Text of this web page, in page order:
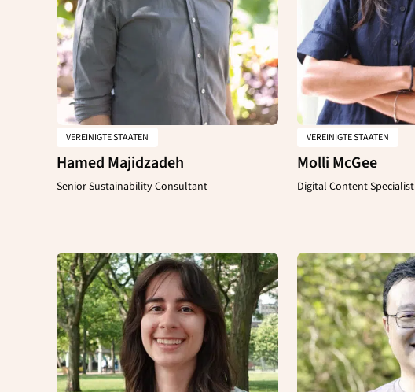
VEREINIGTE STAATEN
Hamed Majidzadeh
Senior Sustainability Consultant
VEREINIGTE STAATEN
Molli McGee
Digital Content Specialist